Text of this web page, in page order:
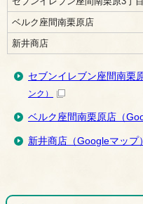
ベルク座間南栗原店
新井商店
セブンイレブン座間南栗
ンク）
ベルク座間南栗原店（
新井商店（Googleマップ）